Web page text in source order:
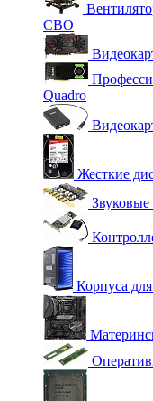
СВО
Quadro
Жесткие
Корпуса